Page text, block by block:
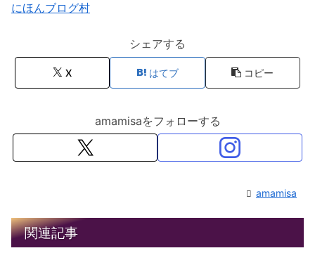
にほんブログ村
シェアする
X はてブ コピー
amamisaをフォローする
amamisa
関連記事